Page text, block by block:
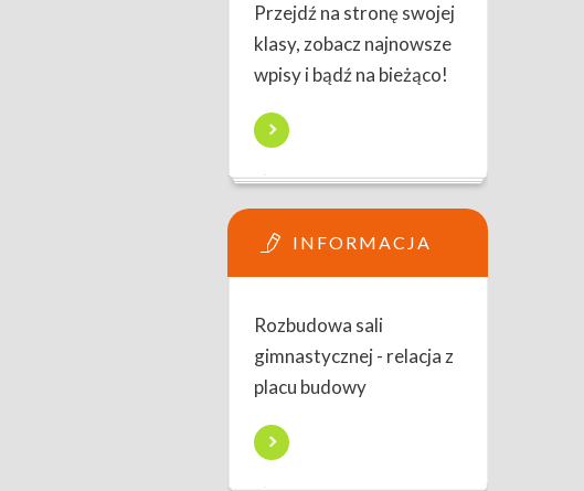
Przejdź na stronę swojej
klasy, zobacz najnowsze
wpisy i bądź na bieżąco!
INFORMACJA
Rozbudowa sali
gimnastycznej - relacja z
placu budowy